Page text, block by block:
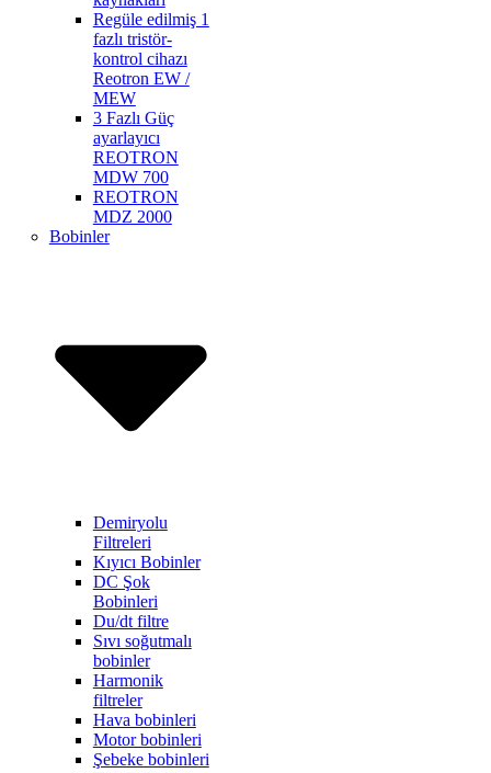
Regüle edilmiş 1
fazlı tristör-
kontrol cihazı
Reotron EW /
MEW
3 Fazlı Güç
ayarlayıcı
REOTRON
MDW 700
REOTRON
MDZ 2000
Bobinler
Demiryolu
Filtreleri
Kıyıcı Bobinler
DC Şok
Bobinleri
Du/dt filtre
Sıvı soğutmalı
bobinler
Harmonik
filtreler
Hava bobinleri
Motor bobinleri
Şebeke bobinleri